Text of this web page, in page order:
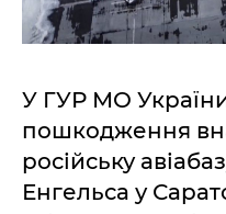
У ГУР МО
пошкодження
російську
Енгельса у